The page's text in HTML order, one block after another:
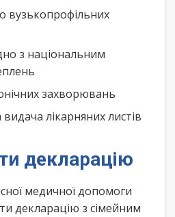
вузькопрофільних
з національним
захворювань
лікарняних листів
декларацію
медичної допомоги
декларацію з сімейним